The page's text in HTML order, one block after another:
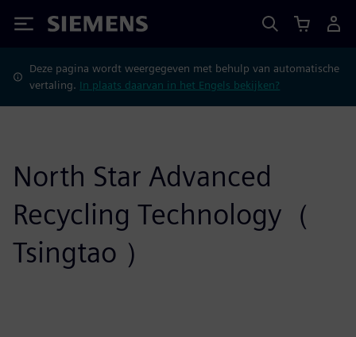
Siemens
Deze pagina wordt weergegeven met behulp van automatische
vertaling. In plaats daarvan in het Engels bekijken?
North Star Advanced
Recycling Technology（
Tsingtao ）